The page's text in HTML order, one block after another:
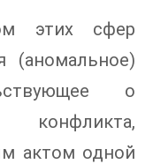
этих сфер
(аномальное)
о
конфликта,
актом одной